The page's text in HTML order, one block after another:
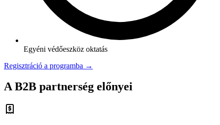
Egyéni védőeszköz oktatás
Regisztráció a programba →
A B2B partnerség előnyei